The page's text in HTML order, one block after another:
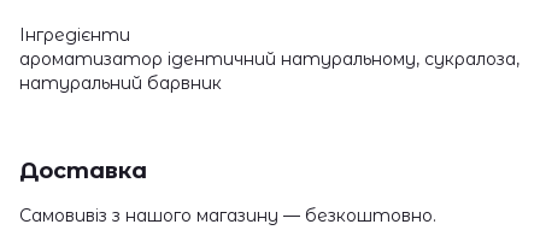
Інгредієнти
ароматизатор ідентичний натуральному, сукралоза,
натуральний барвник
Доставка
Самовивіз з нашого магазину — безкоштовно.